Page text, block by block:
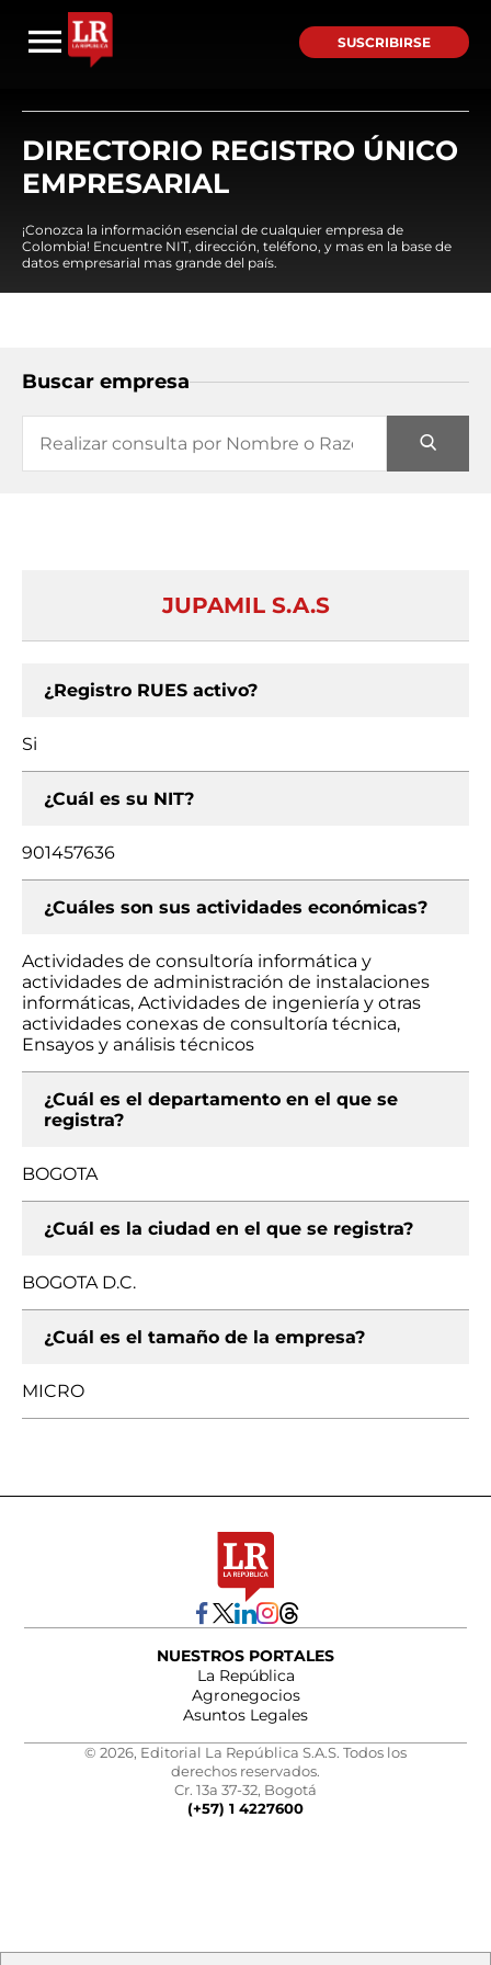
SUSCRIBIRSE
DIRECTORIO REGISTRO ÚNICO
EMPRESARIAL
¡Conozca la información esencial de cualquier empresa de
Colombia! Encuentre NIT, dirección, teléfono, y mas en la base de
datos empresarial mas grande del país.
Buscar empresa
JUPAMIL S.A.S
¿Registro RUES activo?
Si
¿Cuál es su NIT?
901457636
¿Cuáles son sus actividades económicas?
Actividades de consultoría informática y
actividades de administración de instalaciones
informáticas, Actividades de ingeniería y otras
actividades conexas de consultoría técnica,
Ensayos y análisis técnicos
¿Cuál es el departamento en el que se
registra?
BOGOTA
¿Cuál es la ciudad en el que se registra?
BOGOTA D.C.
¿Cuál es el tamaño de la empresa?
MICRO
NUESTROS PORTALES
La República
Agronegocios
Asuntos Legales
© 2026, Editorial La República S.A.S. Todos los
derechos reservados.
Cr. 13a 37-32, Bogotá
(+57) 1 4227600